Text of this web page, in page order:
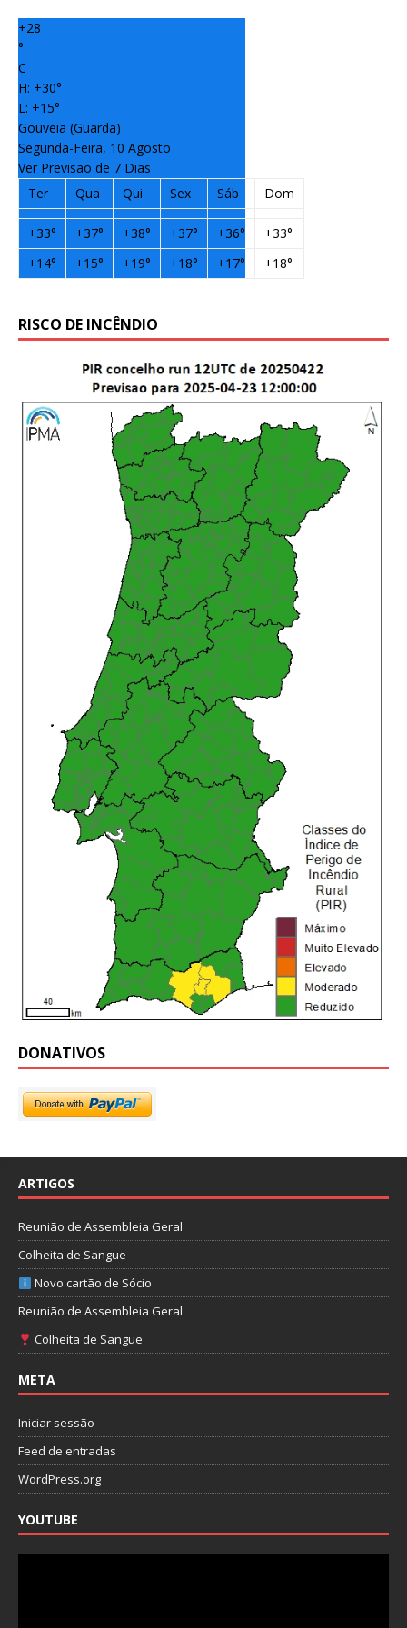
+28
°
C
H: +30°
L: +15°
Gouveia (Guarda)
Segunda-Feira, 10 Agosto
Ver Previsão de 7 Dias
Ter
Qua Qui Sex Sáb Dom
+33° +37° +38° +37° +36° +33°
+14° +15° +19° +18° +17° +18°
RISCO DE INCÊNDIO
DONATIVOS
ARTIGOS
Reunião de Assembleia Geral
Colheita de Sangue
Novo cartão de Sócio
Reunião de Assembleia Geral
Colheita de Sangue
META
Iniciar sessão
Feed de entradas
WordPress.org
YOUTUBE